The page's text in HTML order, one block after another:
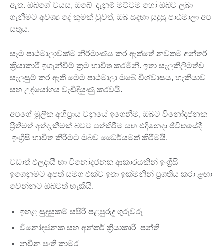
ඇත. ඔබගේ වයස, ඔබේ දැනුම් මට්ටම හෝ ඔබට ලබා
ගැනීමට අවශ්‍ය දේ කුමක් වුවත්, ඔබ සඳහා සුදුසු පාඨමාලා අප
සතුය.
සෑම පාඨමාලාවක්ම නිර්මාණය කර ඇත්තේ නවතම අන්තර්
ක්‍රියාකාරී ඉගැන්වීම් ක්‍රම භාවිත කරමිනි. ඉතා සැලකිලිමත්ව
සැලසුම් කර ඇති මෙම පාඨමාලා ඔබේ විශ්වාසය, හැකියාව
සහ උද්යෝගය වැඩිදියුණු කරවයි.
අපගේ මූලික අභිප්‍රාය වනුයේ ඉගෙනීම, ඔබට විනෝදජනක
ප්‍රීතිමත් අත්දැකීමක් බවට පත්කිරීම සහ එදිනෙදා ජීවිතයේදී
ඉංග්‍රීසි භාවිත කිරීමට ඔබව ධෛර්යමත් කිරීමයි.
වඩාත් ඵලදායී හා විනෝදජනක ආකාරයකින් ඉංග්‍රීසි
ඉගෙනුමට අපත් සමග එක්ව ඉතා ඉක්මනින් ප්‍රගතිය කරා ළඟා
වෙන්නට ඔබටත් හැකියි.
ඉහළ සුදුසුකම් සපිරි පළපුරුදු ගුරුවරු
විනෝදජනක සහ අන්තර් ක්‍රියාකාරී පන්ති
නවීන පංති කාමර